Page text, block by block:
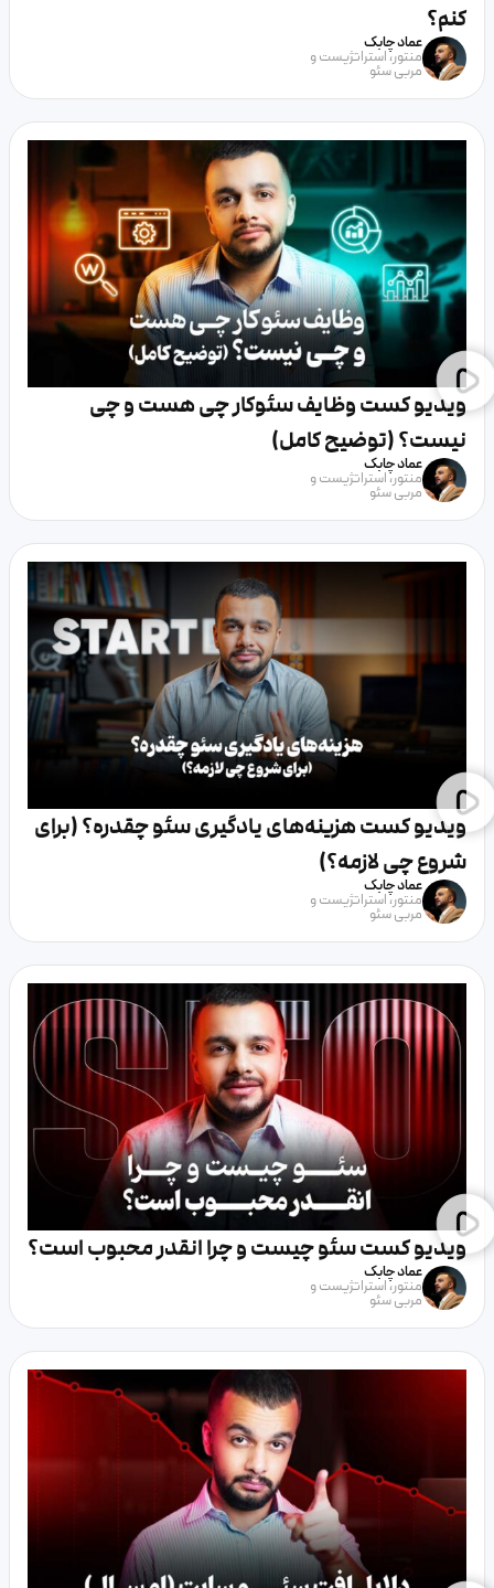
کنم؟
عماد چابک
منتور، استراتژیست و
مربی سئو
ویدیو کست وظایف سئوکار چی هست و چی
نیست؟ (توضیح کامل)
عماد چابک
منتور، استراتژیست و
مربی سئو
ویدیو کست هزینه‌های یادگیری سئو چقدره؟ (برای
شروع چی لازمه؟)
عماد چابک
منتور، استراتژیست و
مربی سئو
ویدیو کست سئو چیست و چرا انقدر محبوب است؟
عماد چابک
منتور، استراتژیست و
مربی سئو